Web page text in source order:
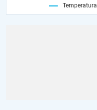
Temperatura